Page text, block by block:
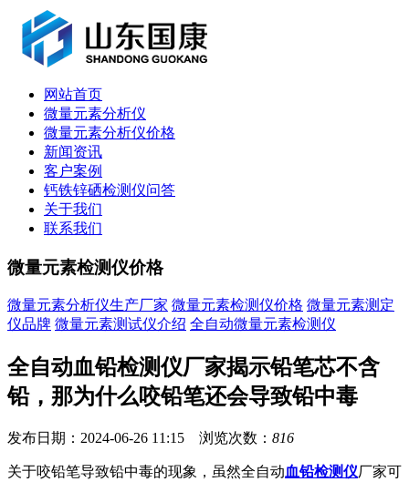
网站首页
微量元素分析仪
微量元素分析仪价格
新闻资讯
客户案例
钙铁锌硒检测仪问答
关于我们
联系我们
微量元素检测仪价格
微量元素分析仪生产厂家 微量元素检测仪价格 微量元素测定
仪品牌 微量元素测试仪介绍 全自动微量元素检测仪
全自动血铅检测仪厂家揭示铅笔芯不含
铅，那为什么咬铅笔还会导致铅中毒
发布日期：2024-06-26 11:15 浏览次数： 816
关于咬铅笔导致铅中毒的现象，虽然全自动血铅检测仪厂家可